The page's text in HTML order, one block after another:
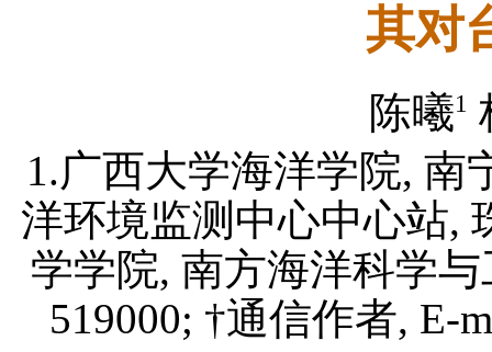
其对
陈曦1
1.广西大学海洋学院, 南
洋环境监测中心中心站,
学学院, 南方海洋科学
519000; †通信作者, E-